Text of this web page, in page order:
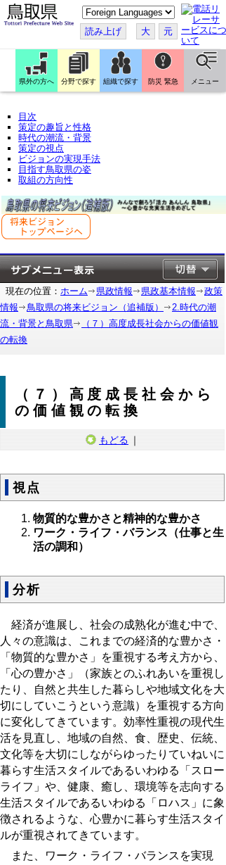
こ
の
ペ
ー
ジ
を
翻
訳
す
読み上げ 大 元
県外の方へ 分野で探す 組織で探す 防災 緊急 メニュー
目次
策定の趣旨と性格
時代の潮流・背景
策定の視点
ビジョンの実現手法
目指す鳥取県の姿
取組の方向性
現在の位置： ホーム 県政情報 県政基本情報
政策
情報
鳥取県の将来ビジョン（追補版）
2.時代の潮
流・背景と鳥取県
（７）高度成長社会からの価値観
の転換
（７）高度成長社会から
の価値観の転換
もどる ｜
視点
物質的な豊かさと精神的な豊かさ
ワーク・ライフ・バランス（仕事と生
活の調和）
分析
経済が進展し、社会の成熟化が進む中で、
人々の意識は、これまでの経済的な豊かさ・
「物質的な豊かさ」を重視する考え方から、
「心の豊かさ」（家族とのふれあいを重視し
たり、自然と共生した暮らしや地域文化を大
切にしていこうという意識）を重視する方向
に変化してきています。効率性重視の現代生
活を見直し、地域の自然、食、歴史、伝統、
文化等を大切にしながらゆったりていねいに
暮らす生活スタイルであるいわゆる「スロー
ライフ」や、健康、癒し、環境等を志向する
生活スタイルであるいわゆる「ロハス」に象
徴されるような、心豊かに暮らす生活スタイ
ルが重視されてきています。
また、ワーク・ライフ・バランスを実現